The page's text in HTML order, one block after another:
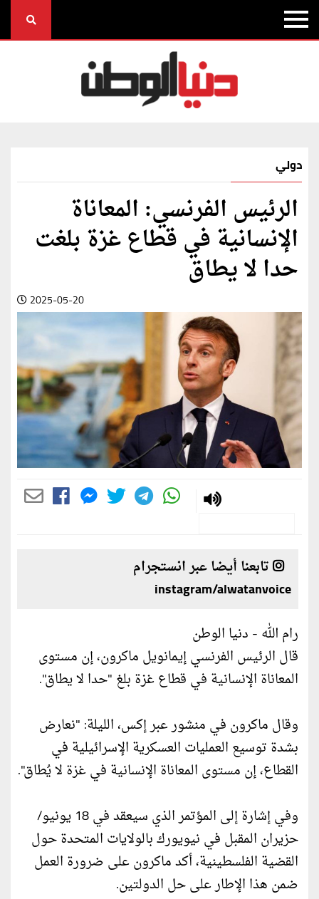
دولي
الرئيس الفرنسي: المعاناة
الإنسانية في قطاع غزة بلغت
حدا لا يطاق
2025-05-20
تابعنا أيضا عبر انستجرام
instagram/alwatanvoice
رام الله - دنيا الوطن
قال الرئيس الفرنسي إيمانويل ماكرون، إن مستوى
المعاناة الإنسانية في قطاع غزة بلغ "حدا لا يطاق".
وقال ماكرون في منشور عبر إكس، الليلة: "نعارض
بشدة توسيع العمليات العسكرية الإسرائيلية في
القطاع، إن مستوى المعاناة الإنسانية في غزة لا يُطاق".
وفي إشارة إلى المؤتمر الذي سيعقد في 18 يونيو/
حزيران المقبل في نيويورك بالولايات المتحدة حول
القضية الفلسطينية، أكد ماكرون على ضرورة العمل
ضمن هذا الإطار على حل الدولتين.